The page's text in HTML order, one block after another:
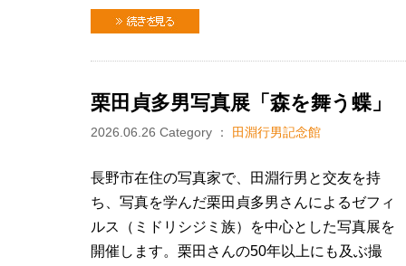
栗田貞多男写真展「森を舞う蝶」
2026.06.26 Category ： 田淵行男記念館
長野市在住の写真家で、田淵行男と交友を持
ち、写真を学んだ栗田貞多男さんによるゼフィ
ルス（ミドリシジミ族）を中心とした写真展を
開催します。栗田さんの50年以上にも及ぶ撮